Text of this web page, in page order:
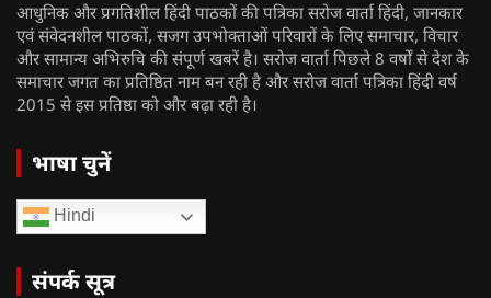
आधुनिक और प्रगतिशील हिंदी पाठकों की पत्रिका सरोज वार्ता हिंदी, जानकार
एवं संवेदनशील पाठकों, सजग उपभोक्ताओं परिवारों के लिए समाचार, विचार
और सामान्य अभिरुचि की संपूर्ण खबरें है। सरोज वार्ता पिछले 8 वर्षों से देश के
समाचार जगत का प्रतिष्ठित नाम बन रही है और सरोज वार्ता पत्रिका हिंदी वर्ष
2015 से इस प्रतिष्ठा को और बढ़ा रही है।
भाषा चुनें
Hindi
संपर्क सूत्र